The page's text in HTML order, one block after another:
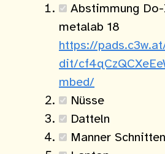
Abstimmung
metalab 18
https://
dit/
mbed/
Nüsse
Datteln
Manner Schnitten